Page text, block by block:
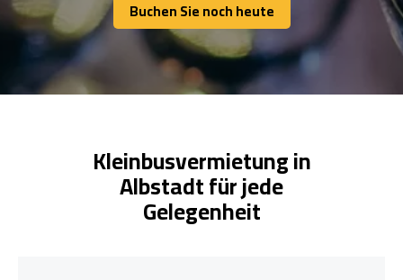
Buchen Sie noch heute
Buchen Sie noch heute
Kleinbusvermietung in
Albstadt für jede
Gelegenheit